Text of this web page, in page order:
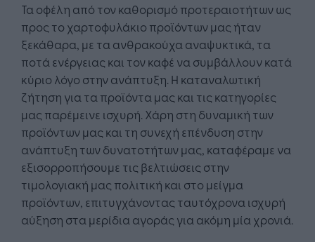
Τα οφέλη από τον καθορισμό προτεραιοτήτων ως
προς το χαρτοφυλάκιο προϊόντων μας ήταν
ξεκάθαρα, με τα ανθρακούχα αναψυκτικά, τα
ποτά ενέργειας και τον καφέ να συμβάλλουν κατά
κύριο λόγο στην ανάπτυξη. Η καταναλωτική
ζήτηση για τα προϊόντα μας και τις κατηγορίες
μας παρέμεινε ισχυρή. Χάρη στη δυναμική των
προϊόντων μας και τη συνεχή επένδυση στην
ανάπτυξη των δυνατοτήτων μας, καταφέραμε να
εξισορροπήσουμε τις βελτιώσεις στην
τιμολογιακή μας πολιτική και στο μείγμα
προϊόντων, επιτυγχάνοντας ταυτόχρονα ισχυρή
αύξηση στα μερίδια αγοράς για ακόμη μία χρονιά.